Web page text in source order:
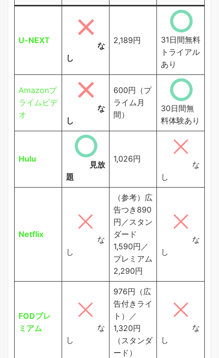
U-NEXT
な
し
2,189円
31日間無料
トライアル
あり
Amazonプ
ライムビデ
オ
な
し
600円（プ
ライム月
間）
30日間無
料体験あり
Hulu
見放
題
1,026円
な
し
Netflix
な
し
（参考）広
告つき890
円／スタン
ダード
1,590円／
プレミアム
2,290円
な
し
FODプレ
ミアム
な
し
976円（広
告付きライ
ト）／
1,320円
（スタンダ
ード）
な
し